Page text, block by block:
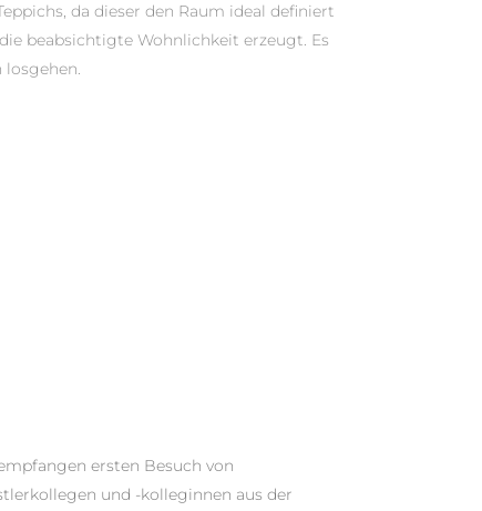
da dieser den Raum ideal definiert
beabsichtigte Wohnlichkeit erzeugt. Es
losgehen.
ersten Besuch von
und -kolleginnen aus der